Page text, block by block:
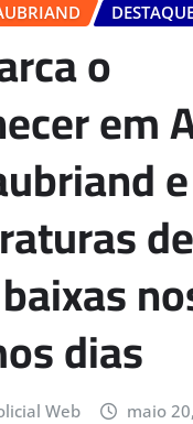
o
em
e
dias
Web maio